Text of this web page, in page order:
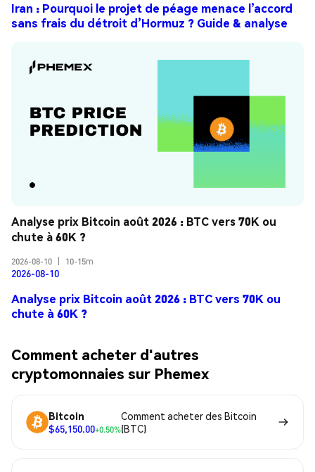
Iran : Pourquoi le projet de péage menace l’accord
sans frais du détroit d’Hormuz ? Guide & analyse
Analyse prix Bitcoin août 2026 : BTC vers 70K ou
chute à 60K ?
2026-08-10 10-15m
2026-08-10
Analyse prix Bitcoin août 2026 : BTC vers 70K ou
chute à 60K ?
Comment acheter d'autres
cryptomonnaies sur Phemex
Bitcoin
$65,150.00+0.50%
Comment acheter des Bitcoin
(BTC)